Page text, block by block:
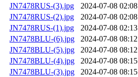
JN7478RUS-(3).jpg
2024-07-08 02:08
JN7478RUS-(2).jpg
2024-07-08 02:08
JN7478RUS-(1).jpg
2024-07-08 02:13
JN7478BLU-(6).jpg
2024-07-08 08:12
JN7478BLU-(5).jpg
2024-07-08 08:12
JN7478BLU-(4).jpg
2024-07-08 08:15
JN7478BLU-(3).jpg
2024-07-08 08:15